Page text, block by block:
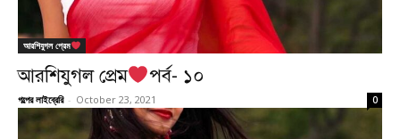
আরশিযুগল প্রেম
আরশিযুগল প্রেম পর্ব- ১০
গল্পের লাইব্রেরি - October 23, 2021 0